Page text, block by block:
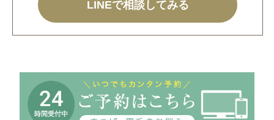
LINEで相談してみる